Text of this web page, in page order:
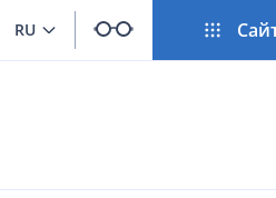
RU